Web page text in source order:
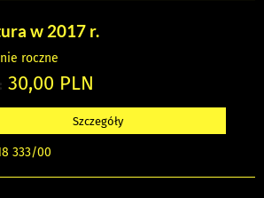
w 2017 r.
roczne
30,00 PLN
Szczegóły
333/00